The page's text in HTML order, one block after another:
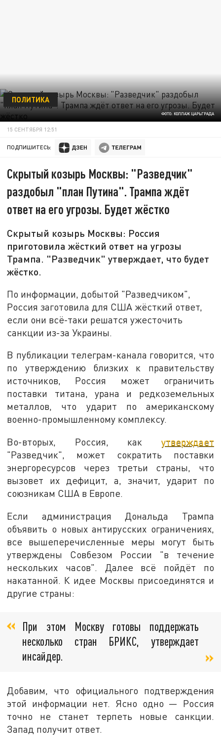
ФОТО: КОЛЛАЖ ЦАРЬГРАДА
ПОЛИТИКА
15 СЕНТЯБРЯ 12:51
ПОДПИШИТЕСЬ:
Скрытый козырь Москвы: "Разведчик"
раздобыл "план Путина". Трампа ждёт
ответ на его угрозы. Будет жёстко
Скрытый козырь Москвы: Россия
приготовила жёсткий ответ на угрозы
Трампа. "Разведчик" утверждает, что будет
жёстко.
По информации, добытой "Разведчиком",
Россия заготовила для США жёсткий ответ,
если они всё-таки решатся ужесточить
санкции из-за Украины.
В публикации телеграм-канала говорится, что
по утверждению близких к правительству
источников, Россия может ограничить
поставки титана, урана и редкоземельных
металлов, что ударит по американскому
военно-промышленному комплексу.
Во-вторых, Россия, как утверждает
"Разведчик", может сократить поставки
энергоресурсов через третьи страны, что
вызовет их дефицит, а, значит, ударит по
союзникам США в Европе.
Если администрация Дональда Трампа
объявить о новых антирусских ограничениях,
все вышеперечисленные меры могут быть
утверждены Совбезом России "в течение
нескольких часов". Далее всё пойдёт по
накатанной. К идее Москвы присоединятся и
другие страны:
При этом Москву готовы поддержать
несколько стран БРИКС, утверждает
инсайдер.
Добавим, что официального подтверждения
этой информации нет. Ясно одно — Россия
точно не станет терпеть новые санкции.
Запад получит ответ.